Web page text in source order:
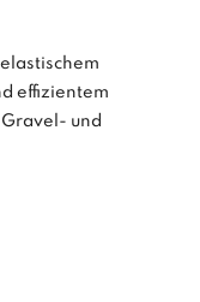
effizientem
und